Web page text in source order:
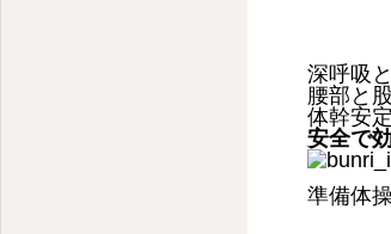
深呼吸
腰部と
体幹安
安全で
準備体